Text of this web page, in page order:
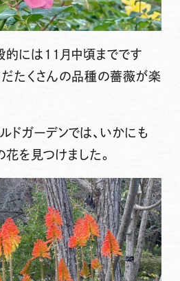
には11月中頃までです
だたくさんの品種の薔薇が楽
ドガーデンでは、いかにも
花を見つけました。